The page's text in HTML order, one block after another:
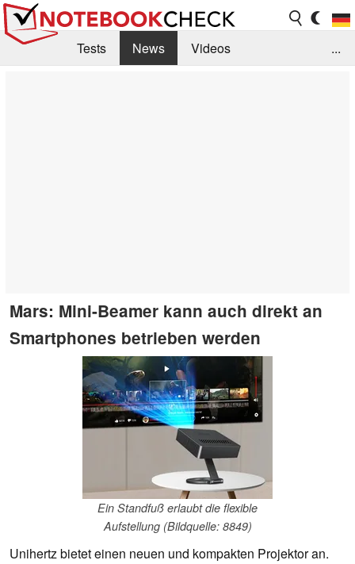
Tests News
Videos
...
Mars: Mini-Beamer kann auch direkt an
Smartphones betrieben werden
Ein Standfuß erlaubt die flexible
Aufstellung (Bildquelle: 8849)
Unihertz bietet einen neuen und kompakten Projektor an.